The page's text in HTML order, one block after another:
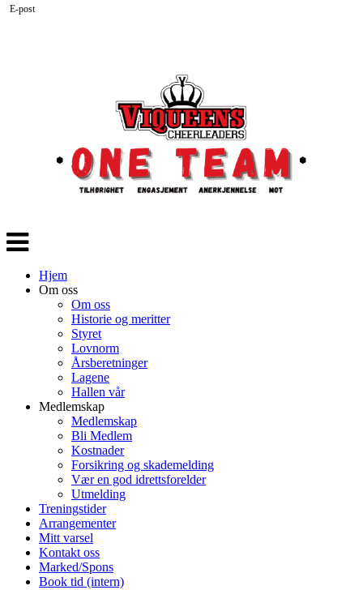
Veksle
navigasjon
Hjem
Om oss
Om oss
Historie og meritter
Styret
Lovnorm
Årsberetninger
Lagene
Hallen vår
Medlemskap
Medlemskap
Bli Medlem
Kostnader
Forsikring og skademelding
Vær en god idrettsforelder
Utmelding
Treningstider
Arrangementer
Mitt varsel
Kontakt oss
Marked/Spons
Book tid (intern)
E-post